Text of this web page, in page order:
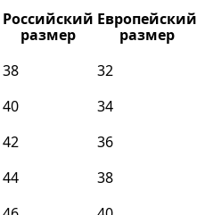
Российский
размер
Европейский
размер
38
32
40
34
42
36
44
38